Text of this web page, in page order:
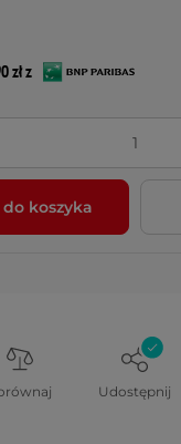
zł z
koszyka
Udostępnij